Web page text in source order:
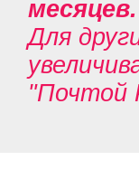
Для
"Почтой